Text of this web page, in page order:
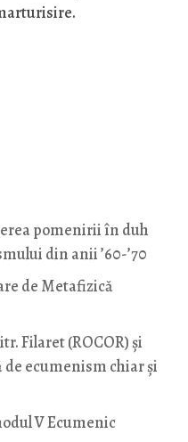
pomenirii în duh
din anii ’60-’70
de Metafizică
Filaret (ROCOR) și
ecumenism chiar și
V Ecumenic